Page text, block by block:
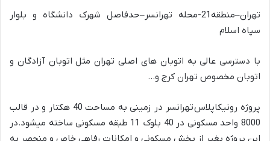
تهران–منطقه 21- محله تهرانسر–حدفاصل شهرک دانشگاه و بلوار
سپاه اسلام
با دسترسی عالی به اتوبان های اصلی تهران مثل اتوبان آزادگان و
اتوبان مخصوص تهران کرج و…
پروژه رونیکاپلاس تهرانسر در زمینی به مساحت 40 هکتار و در قالب
8000 واحد مسکونی در 40 بلوک 11 طبقه مسکونی ساخته میشود.در
این پروژه بغیر از بخش مسکونی و امکانات رفاهی خاص و منحصر به